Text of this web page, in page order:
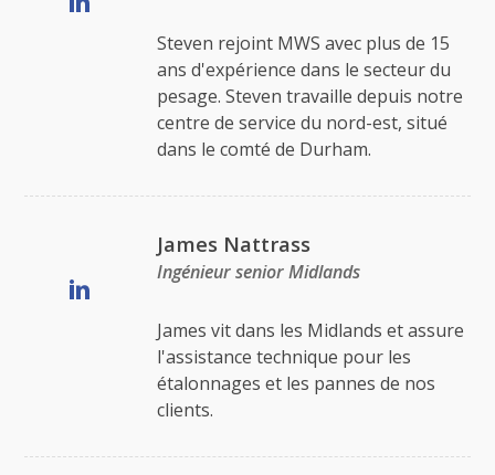
Steven rejoint MWS avec plus de 15
ans d'expérience dans le secteur du
pesage. Steven travaille depuis notre
centre de service du nord-est, situé
dans le comté de Durham.
James Nattrass
Ingénieur senior Midlands
James vit dans les Midlands et assure
l'assistance technique pour les
étalonnages et les pannes de nos
clients.